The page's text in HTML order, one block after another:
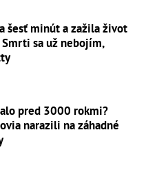
šesť minút a zažila život
sa už nebojím,
pred 3000 rokmi?
narazili na záhadné